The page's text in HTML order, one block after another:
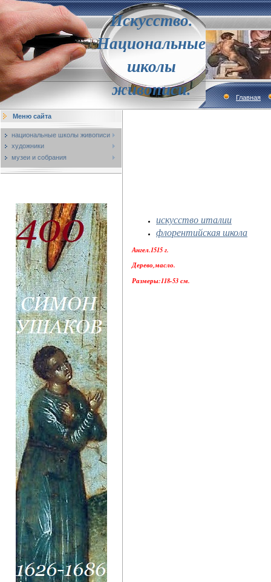
Искусство.
Национальные
школы
живописи.
Главная
Меню сайта
национальные школы живописи
художники
музеи и собрания
искусство италии
флорентийская школа
Ангел.1515 г.
Дерево,масло.
Размеры:118-53 см.